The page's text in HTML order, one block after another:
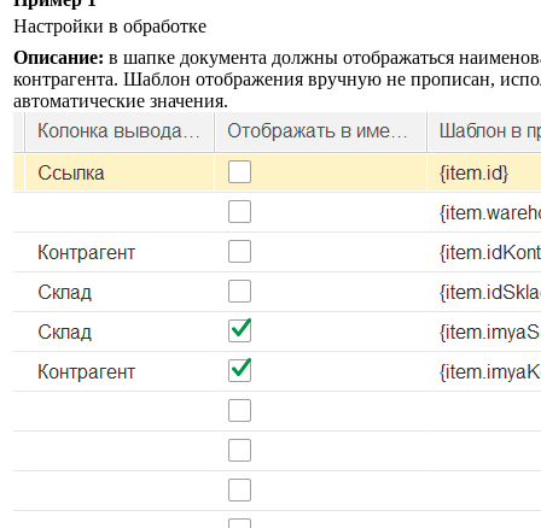
Настройки в обработке
Описание: в шапке документа должны отображаться
контрагента. Шаблон отображения вручную не прописан,
автоматические значения.